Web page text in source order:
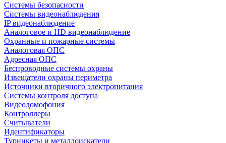
Системы безопасности
Системы видеонаблюдения
IP видеонаблюдение
Аналоговое и HD видеонаблюдение
Охранные и пожарные системы
Аналоговая ОПС
Адресная ОПС
Беспроводные системы охраны
Извещатели охраны периметра
Источники вторичного электропитания
Системы контроля доступа
Видеодомофония
Контроллеры
Считыватели
Идентификаторы
Турникеты и металлоискатели